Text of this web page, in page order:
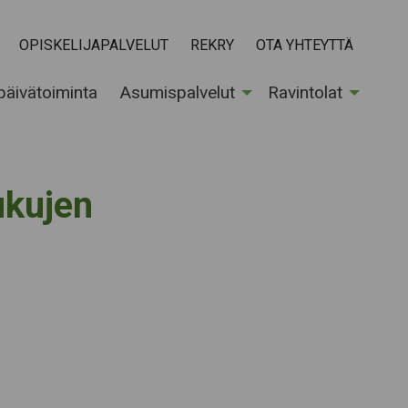
OPISKELIJAPALVELUT REKRY OTA YHTEYTTÄ
Asumispalvelut Ravintolat